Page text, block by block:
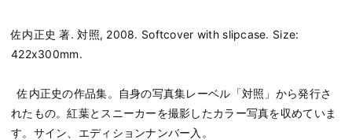
佐内正史 著. 対照, 2008. Softcover with slipcase. Size:
422x300mm.
佐内正史の作品集。自身の写真集レーベル「対照」から発行さ
れたもの。紅葉とスニーカーを撮影したカラー写真を収めていま
す。サイン、エディションナンバー入。